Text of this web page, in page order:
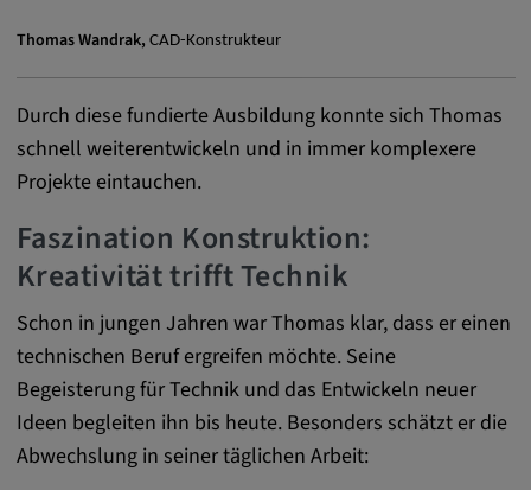
Thomas Wandrak, CAD-Konstrukteur
Durch diese fundierte Ausbildung konnte sich Thomas
schnell weiterentwickeln und in immer komplexere
Projekte eintauchen.
Faszination Konstruktion:
Kreativität trifft Technik
Schon in jungen Jahren war Thomas klar, dass er einen
technischen Beruf ergreifen möchte. Seine
Begeisterung für Technik und das Entwickeln neuer
Ideen begleiten ihn bis heute. Besonders schätzt er die
Abwechslung in seiner täglichen Arbeit:
yt-remote-cast-installed, yt-remote-
app, yt-remote-session-name, IDE,
LOGIN_INFO, PREF, LOGIN_INFO, PREF,
SEARCH_SAMESITE, OGPC, OTZ, NID,
SAPISID, SIDCC, yt-player-headers-
readable,
ytidb::LAST_RESULT_ENTRY_KEY, yt-
player-lv, yt-player-bandaid-host, yt-player-
bandwidth
Anbieter:
youtube.com, google.com, doubleclick.net
Zweck: